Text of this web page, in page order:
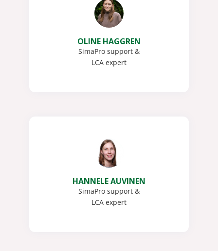
OLINE HAGGREN
SimaPro support &
LCA expert
HANNELE AUVINEN
SimaPro support &
LCA expert